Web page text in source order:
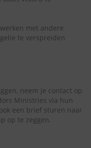
met andere
te verspreiden
neem je contact op
Ministries via hun
een brief sturen naar
op te zeggen.